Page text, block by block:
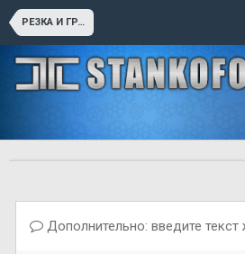
РЕЗКА И ГРАВИРОВКА
Дополнительно: введите